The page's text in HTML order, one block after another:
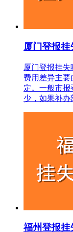
厦门登报挂
厦门登报挂
费用差异主
定。一般市报
少，如果补办
福州登报挂